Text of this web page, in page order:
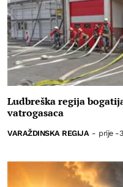
Ludbreška regija
vatrogasaca
VARAŽDINSKA REGIJA - prije -